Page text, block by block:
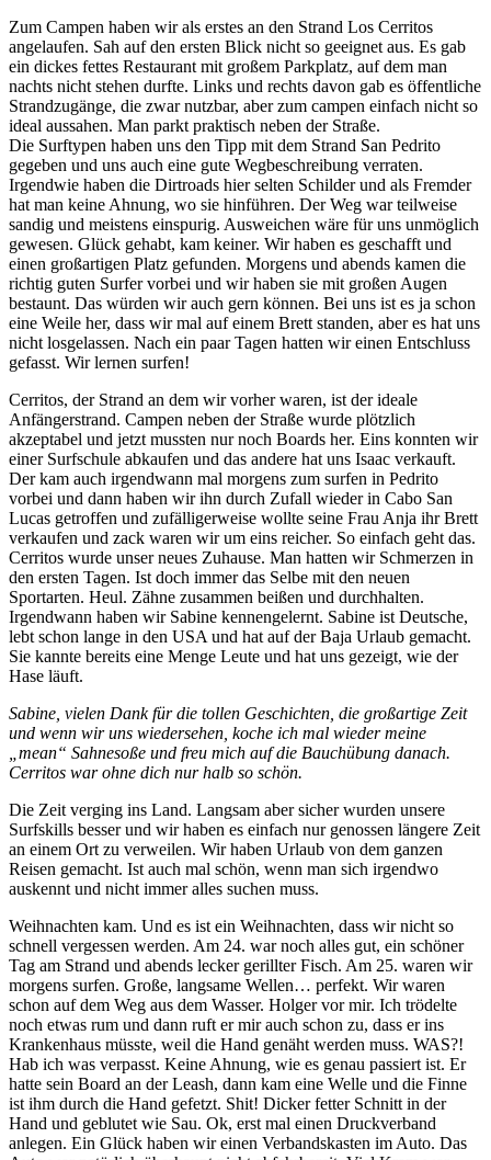
Zum Campen haben wir als erstes an den Strand Los Cerritos
angelaufen. Sah auf den ersten Blick nicht so geeignet aus. Es gab
ein dickes fettes Restaurant mit großem Parkplatz, auf dem man
nachts nicht stehen durfte. Links und rechts davon gab es öffentliche
Strandzugänge, die zwar nutzbar, aber zum campen einfach nicht so
ideal aussahen. Man parkt praktisch neben der Straße.
Die Surftypen haben uns den Tipp mit dem Strand San Pedrito
gegeben und uns auch eine gute Wegbeschreibung verraten.
Irgendwie haben die Dirtroads hier selten Schilder und als Fremder
hat man keine Ahnung, wo sie hinführen. Der Weg war teilweise
sandig und meistens einspurig. Ausweichen wäre für uns unmöglich
gewesen. Glück gehabt, kam keiner. Wir haben es geschafft und
einen großartigen Platz gefunden. Morgens und abends kamen die
richtig guten Surfer vorbei und wir haben sie mit großen Augen
bestaunt. Das würden wir auch gern können. Bei uns ist es ja schon
eine Weile her, dass wir mal auf einem Brett standen, aber es hat uns
nicht losgelassen. Nach ein paar Tagen hatten wir einen Entschluss
gefasst. Wir lernen surfen!
Cerritos, der Strand an dem wir vorher waren, ist der ideale
Anfängerstrand. Campen neben der Straße wurde plötzlich
akzeptabel und jetzt mussten nur noch Boards her. Eins konnten wir
einer Surfschule abkaufen und das andere hat uns Isaac verkauft.
Der kam auch irgendwann mal morgens zum surfen in Pedrito
vorbei und dann haben wir ihn durch Zufall wieder in Cabo San
Lucas getroffen und zufälligerweise wollte seine Frau Anja ihr Brett
verkaufen und zack waren wir um eins reicher. So einfach geht das.
Cerritos wurde unser neues Zuhause. Man hatten wir Schmerzen in
den ersten Tagen. Ist doch immer das Selbe mit den neuen
Sportarten. Heul. Zähne zusammen beißen und durchhalten.
Irgendwann haben wir Sabine kennengelernt. Sabine ist Deutsche,
lebt schon lange in den USA und hat auf der Baja Urlaub gemacht.
Sie kannte bereits eine Menge Leute und hat uns gezeigt, wie der
Hase läuft.
Sabine, vielen Dank für die tollen Geschichten, die großartige Zeit
und wenn wir uns wiedersehen, koche ich mal wieder meine
„mean“ Sahnesoße und freu mich auf die Bauchübung danach.
Cerritos war ohne dich nur halb so schön.
Die Zeit verging ins Land. Langsam aber sicher wurden unsere
Surfskills besser und wir haben es einfach nur genossen längere Zeit
an einem Ort zu verweilen. Wir haben Urlaub von dem ganzen
Reisen gemacht. Ist auch mal schön, wenn man sich irgendwo
auskennt und nicht immer alles suchen muss.
Weihnachten kam. Und es ist ein Weihnachten, dass wir nicht so
schnell vergessen werden. Am 24. war noch alles gut, ein schöner
Tag am Strand und abends lecker gerillter Fisch. Am 25. waren wir
morgens surfen. Große, langsame Wellen… perfekt. Wir waren
schon auf dem Weg aus dem Wasser. Holger vor mir. Ich trödelte
noch etwas rum und dann ruft er mir auch schon zu, dass er ins
Krankenhaus müsste, weil die Hand genäht werden muss. WAS?!
Hab ich was verpasst. Keine Ahnung, wie es genau passiert ist. Er
hatte sein Board an der Leash, dann kam eine Welle und die Finne
ist ihm durch die Hand gefetzt. Shit! Dicker fetter Schnitt in der
Hand und geblutet wie Sau. Ok, erst mal einen Druckverband
anlegen. Ein Glück haben wir einen Verbandskasten im Auto. Das